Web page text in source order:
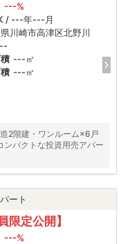
---%
/ ---年---月
川崎市高津区北野川
---㎡
---㎡
2階建・ワンルーム×6戸
パクトな投資用売アパー
ート
限定公開】
---%